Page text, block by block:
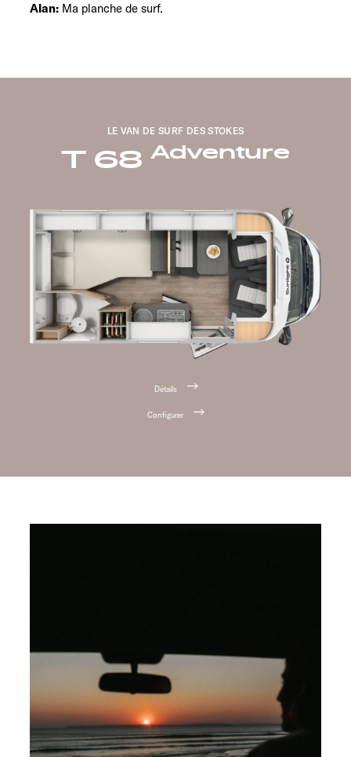
Alan: Ma planche de surf.
LE VAN DE SURF DES STOKES
T 68 Adventure
Détails
Configurer